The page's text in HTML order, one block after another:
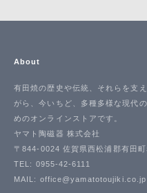
About
有田焼の歴史や伝統、それらを支
がら、今いちど、多種多様な現代
めのオンラインストアです。
ヤマト陶磁器 株式会社
〒844-0024 佐賀県西松浦郡有田
TEL: 0955-42-6111
MAIL: office@yamatotoujiki.co.jp